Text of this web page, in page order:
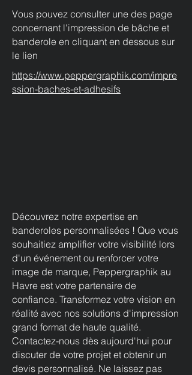
Vous pouvez consulter une des page
concernant l'impression de bâche et
banderole en cliquant en dessous sur
le lien
https://www.peppergraphik.com/impre
ssion-baches-et-adhesifs
Découvrez notre expertise en
banderoles personnalisées ! Que vous
souhaitiez amplifier votre visibilité lors
d'un événement ou renforcer votre
image de marque, Peppergraphik au
Havre est votre partenaire de
confiance. Transformez votre vision en
réalité avec nos solutions d'impression
grand format de haute qualité.
Contactez-nous dès aujourd'hui pour
discuter de votre projet et obtenir un
devis personnalisé. Ne laissez pas